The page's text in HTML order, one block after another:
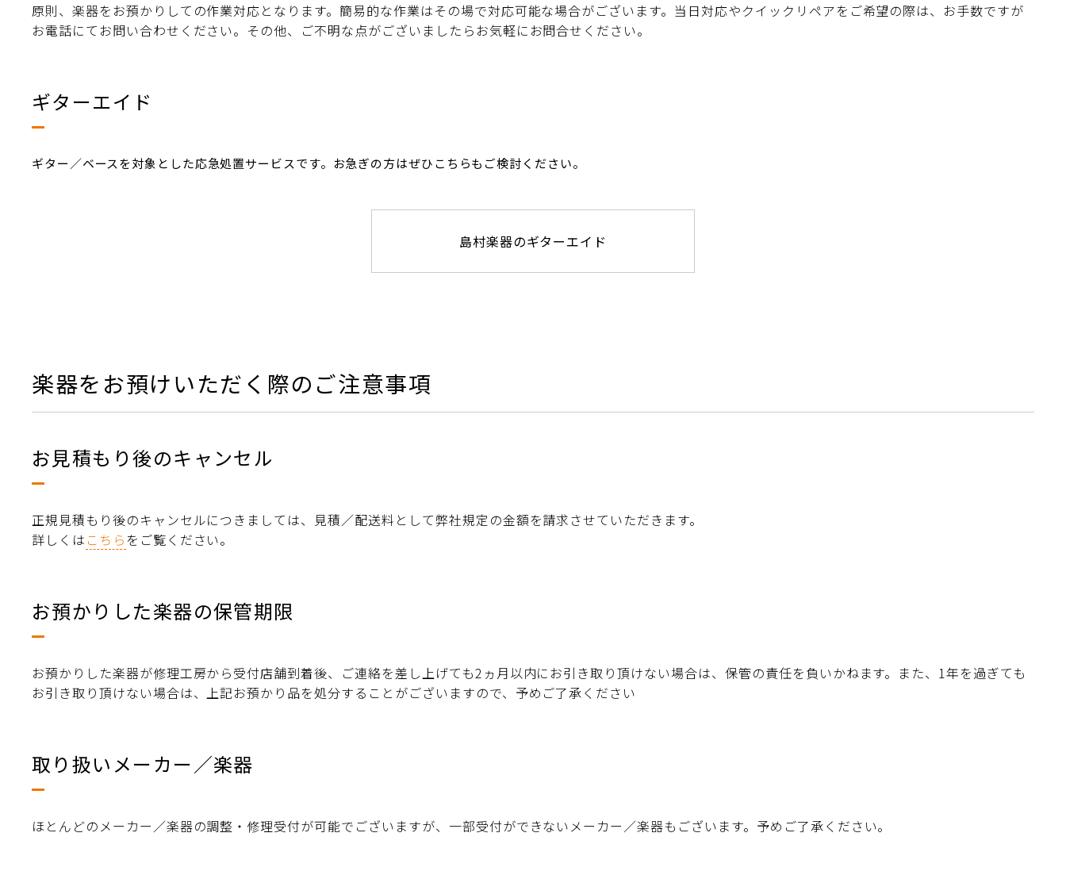
原則、楽器をお預かりしての作業対応となります。簡易的な作業はその場で対応可能な場合がございます。当日対応やクイックリペアをご希望の際は、お手数ですが
お電話にてお問い合わせください。その他、ご不明な点がございましたらお気軽にお問合せください。
ギターエイド
ギター／ベースを対象とした応急処置サービスです。お急ぎの方はぜひこちらもご検討ください。
島村楽器のギターエイド
楽器をお預けいただく際のご注意事項
お見積もり後のキャンセル
正規見積もり後のキャンセルにつきましては、見積／配送料として弊社規定の金額を請求させていただきます。
詳しくは こちら をご覧ください。
お預かりした楽器の保管期限
お預かりした楽器が修理工房から受付店舗到着後、ご連絡を差し上げても2ヵ月以内にお引き取り頂けない場合は、保管の責任を負いかねます。また、1年を過ぎても
お引き取り頂けない場合は、上記お預かり品を処分することがございますので、予めご了承ください
取り扱いメーカー／楽器
ほとんどのメーカー／楽器の調整・修理受付が可能でございますが、一部受付ができないメーカー／楽器もございます。予めご了承ください。